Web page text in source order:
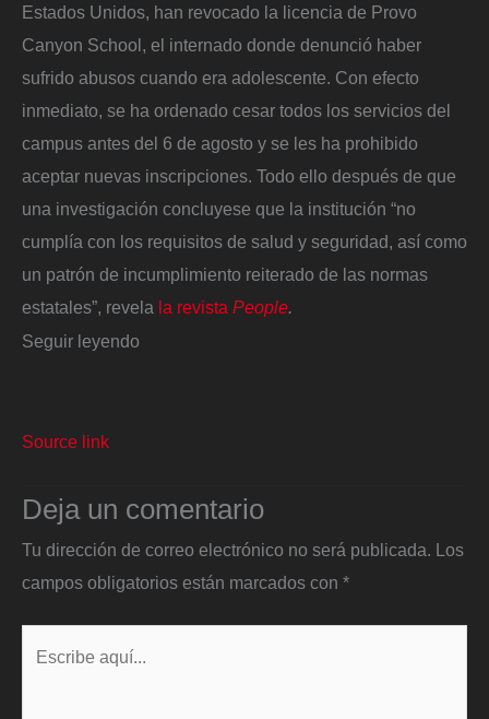
Estados Unidos, han revocado la licencia de Provo
Canyon School, el internado donde denunció haber
sufrido abusos cuando era adolescente. Con efecto
inmediato, se ha ordenado cesar todos los servicios del
campus antes del 6 de agosto y se les ha prohibido
aceptar nuevas inscripciones. Todo ello después de que
una investigación concluyese que la institución “no
cumplía con los requisitos de salud y seguridad, así como
un patrón de incumplimiento reiterado de las normas
estatales”, revela la revista People.
Seguir leyendo
Source link
Deja un comentario
Tu dirección de correo electrónico no será publicada. Los
campos obligatorios están marcados con *